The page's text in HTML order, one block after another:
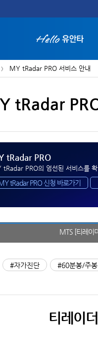
MY tRadar PRO 서비스 안내
tRadar
tRadar PRO
tRadar PRO의 엄선된 서비스를
tRadar PRO 신청 바로가기
MTS [티레이
#자가진단 #60분봉/주
티레이